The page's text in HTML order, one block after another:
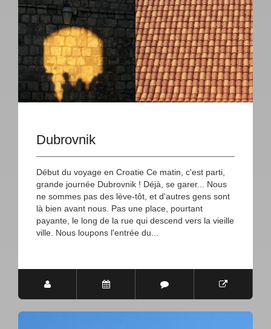
Dubrovnik
Début du voyage en Croatie Ce matin, c'est parti,
grande journée Dubrovnik ! Déjà, se garer... Nous
ne sommes pas des lève-tôt, et d'autres gens sont
là bien avant nous. Pas une place, pourtant
payante, le long de la rue qui descend vers la vieille
ville. Nous loupons l'entrée du...